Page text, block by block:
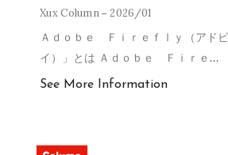
Xux Column 2026/01
Ａｄｏｂｅ Ｆｉｒｅｆｌｙ（アド
イ）」とは Ａｄｏｂｅ Ｆｉｒｅ …
See More Information